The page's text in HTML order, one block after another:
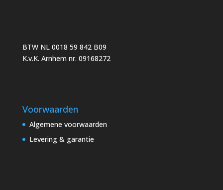
BTW NL 0018 59 842 B09
K.v.K. Arnhem nr. 09168272
Voorwaarden
Algemene voorwaarden
Levering & garantie